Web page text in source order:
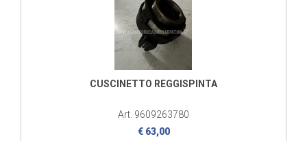
CUSCINETTO REGGISPINTA
Art. 9609263780
€ 63,00